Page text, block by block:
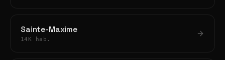
Sainte-Maxime
14K hab.